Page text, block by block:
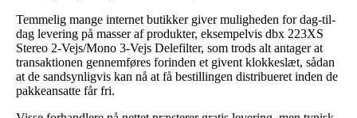
Temmelig mange internet butikker giver muligheden for dag-til-
dag levering på masser af produkter, eksempelvis dbx 223XS
Stereo 2-Vejs/Mono 3-Vejs Delefilter, som trods alt antager at
transaktionen gennemføres forinden et givent klokkeslæt, sådan
at de sandsynligvis kan nå at få bestillingen distribueret inden de
pakkeansatte får fri.